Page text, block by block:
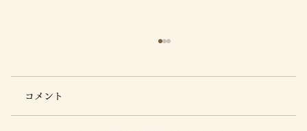
コメント